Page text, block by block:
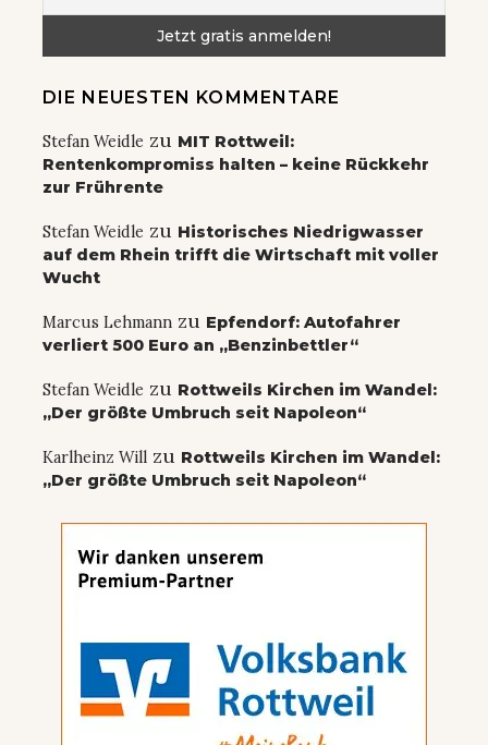
DIE NEUESTEN KOMMENTARE
Stefan Weidle zu MIT Rottweil:
Rentenkompromiss halten – keine Rückkehr
zur Frührente
Stefan Weidle zu Historisches Niedrigwasser
auf dem Rhein trifft die Wirtschaft mit voller
Wucht
Marcus Lehmann zu Epfendorf: Autofahrer
verliert 500 Euro an „Benzinbettler“
Stefan Weidle zu Rottweils Kirchen im Wandel:
„Der größte Umbruch seit Napoleon“
Karlheinz Will zu Rottweils Kirchen im Wandel:
„Der größte Umbruch seit Napoleon“